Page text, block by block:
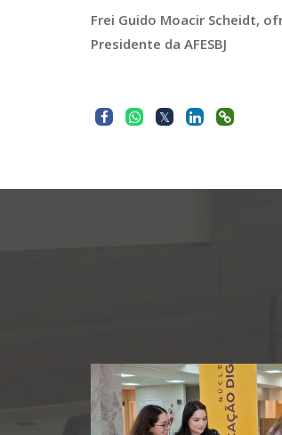
Frei Guido Moacir Scheidt,
Presidente da AFESBJ